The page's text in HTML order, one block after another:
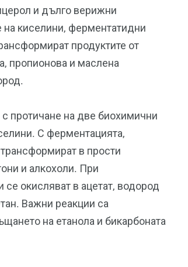
и дълго верижни
на киселини, ферментатидни
продуктите от
пропионова и маслена
протичане на две биохимични
С ферментацията,
в прости
и алкохоли. При
се окисляват в ацетат, водород
Важни реакции са
на етанола и бикарбоната